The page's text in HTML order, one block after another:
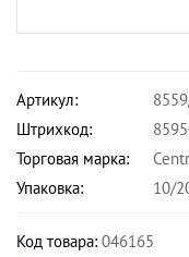
Артикул:
Штрихкод:
Торговая марка:
Упаковка:
10/
Код товара: 046165